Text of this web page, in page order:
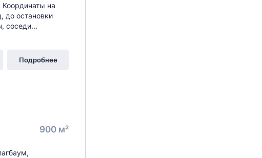
на
до остановки
соседи...
Подробнее
900 м²